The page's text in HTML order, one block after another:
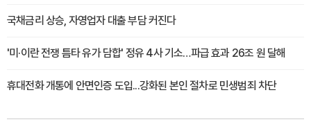
국채금리 상승, 자영업자 대출 부담 커진다
'미·이란 전쟁 틈타 유가 담합' 정유 4사 기소…파급 효과 26조 원 달해
휴대전화 개통에 안면인증 도입...강화된 본인 절차로 민생범죄 차단